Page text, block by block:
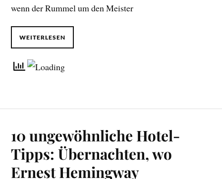
wenn der Rummel um den Meister
WEITERLESEN
10 ungewöhnliche Hotel-
Tipps: Übernachten, wo
Ernest Hemingway